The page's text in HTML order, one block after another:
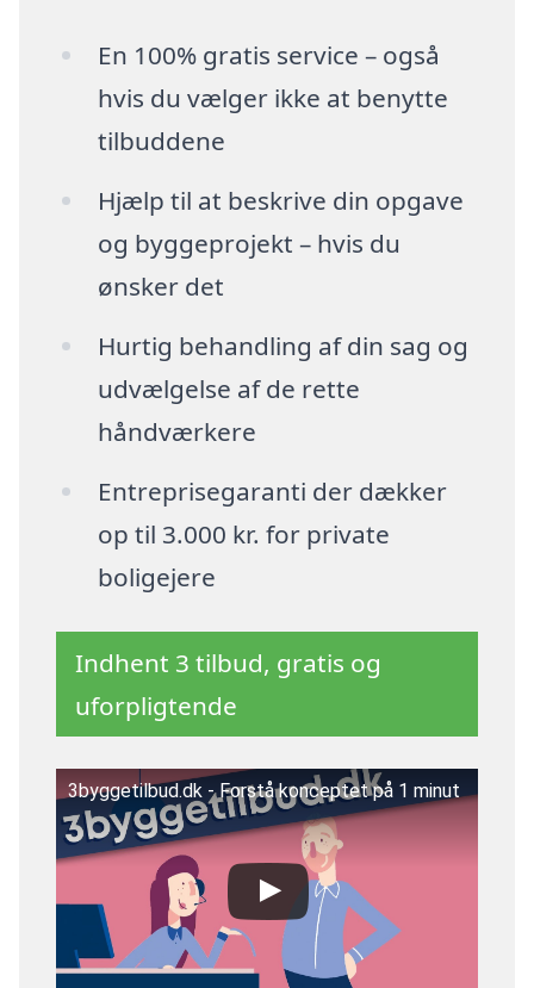
En 100% gratis service – også
hvis du vælger ikke at benytte
tilbuddene
Hjælp til at beskrive din opgave
og byggeprojekt – hvis du
ønsker det
Hurtig behandling af din sag og
udvælgelse af de rette
håndværkere
Entreprisegaranti der dækker
op til 3.000 kr. for private
boligejere
Indhent 3 tilbud, gratis og
uforpligtende
3byggetilbud.dk - Forstå konceptet på 1 minut